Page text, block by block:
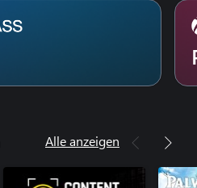
Alle anzeigen